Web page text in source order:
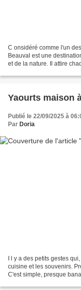
C onsidéré comme l'un
Beauval est une
et de la nature. Il attire
Yaourts maison
Publié le 22/09/2025 à
Par Doria
I l y a des petits gestes
cuisine et les souvenirs.
C'est simple, presque